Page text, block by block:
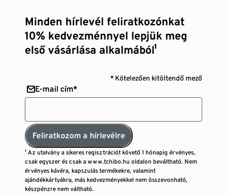
Minden hírlevél feliratkozónkat
10% kedvezménnyel lepjük meg
első vásárlása alkalmából¹
* Kötelezően kitöltendő mező
E-mail cím*
Feliratkozom a hírlevélre
¹ Az utalvány a sikeres regisztrációt követő 1 hónapig érvényes,
csak egyszer és csak a www.tchibo.hu oldalon beváltható. Nem
érvényes kávéra, kapszulás termékekre, valamint
ajándékkártyákra, más kedvezményekkel nem összevonható,
készpénzre nem váltható.